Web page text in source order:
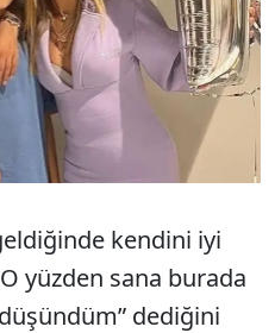
kendini iyi
yüzden sana burada
dediğini